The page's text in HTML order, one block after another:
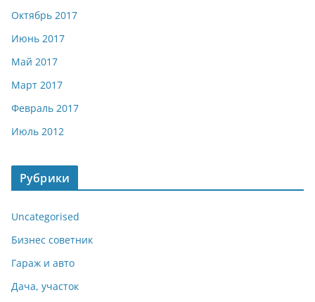
Октябрь 2017
Июнь 2017
Май 2017
Март 2017
Февраль 2017
Июль 2012
Рубрики
Uncategorised
Бизнес советник
Гараж и авто
Дача, участок